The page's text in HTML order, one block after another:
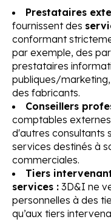
Prestataires
fournissent des
conformant
par exemple, des
prestataires
publiques/
des fabricants.
Conseillers
comptables
d'autres consultants
services destinés à
commerciales.
Tiers
services : 3D&I ne
personnelles à des
qu’aux tiers